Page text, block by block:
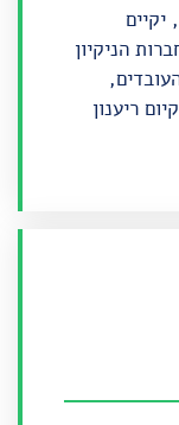
יקיים
הניקיון
ריענון